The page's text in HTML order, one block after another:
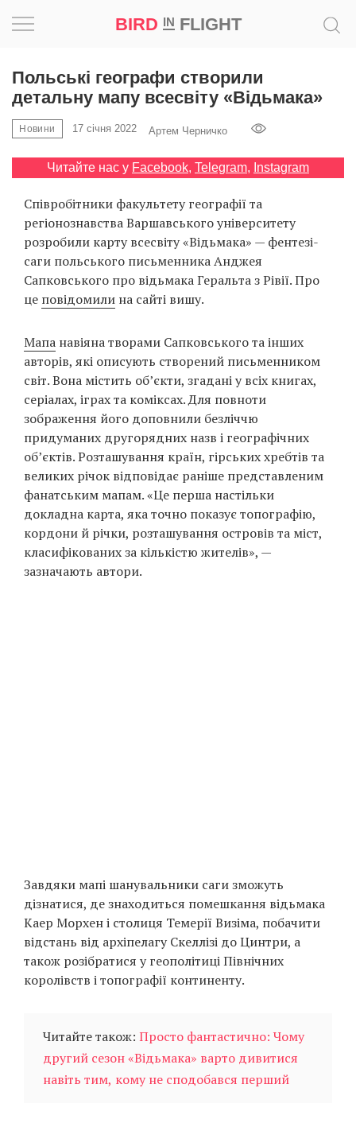
BIRD INFLIGHT
EN
RU
Польські географи створили
детальну мапу всесвіту «Відьмака»
Новини 17 січня 2022 Артем Черничко
Читайте нас у Facebook, Telegram, Instagram
Співробітники факультету географії та
регіонознавства Варшавського університету
розробили карту всесвіту «Відьмака» — фентезі-
саги польського письменника Анджея
Сапковського про відьмака Геральта з Рівії. Про
це повідомили на сайті вишу.
Мапа навіяна творами Сапковського та інших
авторів, які описують створений письменником
світ. Вона містить об’єкти, згадані у всіх книгах,
серіалах, іграх та коміксах. Для повноти
зображення його доповнили безліччю
придуманих другорядних назв і географічних
об’єктів. Розташування країн, гірських хребтів та
великих річок відповідає раніше представленим
фанатським мапам. «Це перша настільки
докладна карта, яка точно показує топографію,
кордони й річки, розташування островів та міст,
класифікованих за кількістю жителів», —
зазначають автори.
Завдяки мапі шанувальники саги зможуть
дізнатися, де знаходиться помешкання відьмака
Каер Морхен і столиця Темерії Визіма, побачити
відстань від архіпелагу Скеллізі до Цинтри, а
також розібратися у геополітиці Північних
королівств і топографії континенту.
Читайте також: Просто фантастично: Чому
другий сезон «Відьмака» варто дивитися
навіть тим, кому не сподобався перший